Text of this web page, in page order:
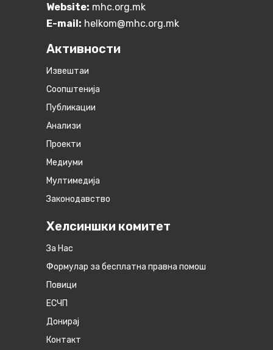
Website: mhc.org.mk
E-mail: helkom@mhc.org.mk
Активности
Извештаи
Соопштенија
Публикации
Анализи
Проекти
Медиуми
Мултимедија
Законодавство
Хелсиншки комитет
За Нас
Формулар за бесплатна правна помош
Повици
ЕСЧП
Донирај
Контакт